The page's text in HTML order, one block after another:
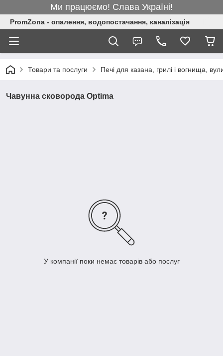
Ми працюємо! Слава Україні!
PromZona - опалення, водопостачання, каналізація
Товари та послуги Печі для казана, грилі і вогнища,
Чавунна сковорода Optima
У компанії поки немає товарів або послуг